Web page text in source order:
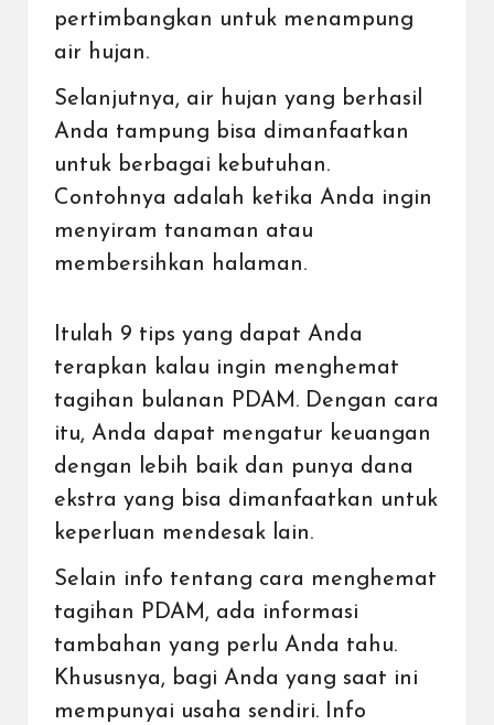
pertimbangkan untuk menampung
air hujan.
Selanjutnya, air hujan yang berhasil
Anda tampung bisa dimanfaatkan
untuk berbagai kebutuhan.
Contohnya adalah ketika Anda ingin
menyiram tanaman atau
membersihkan halaman.
Itulah 9 tips yang dapat Anda
terapkan kalau ingin menghemat
tagihan bulanan PDAM. Dengan cara
itu, Anda dapat mengatur keuangan
dengan lebih baik dan punya dana
ekstra yang bisa dimanfaatkan untuk
keperluan mendesak lain.
Selain info tentang cara menghemat
tagihan PDAM, ada informasi
tambahan yang perlu Anda tahu.
Khususnya, bagi Anda yang saat ini
mempunyai usaha sendiri. Info